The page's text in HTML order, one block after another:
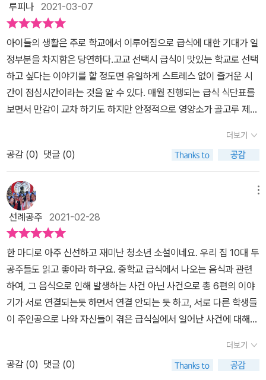
더 소중하지 않을까 싶다. 어른이 된 지금도 여전히 매운 마파두부보
다는 달콤한 마파두부를 좋아하는 사람이 있듯이 무엇이든 억지로 변
할 필요는 없다. [흑당 크림빵, 두근두근 아릿한 첫사랑의 맛]은 미쓰
루의 짝사랑 이야기이다. 마사토의 집에 놀러갔다가 세 살 많은 시오
리 누나를 알게 되고 함께 책 이야기를 나누게 되면서 친해진다. 힘들
어하는 누나에게 힘이 되주고 싶어하는 미쓰루의 달콤한 짝사랑 이야
기가 설레임을 주는 이야기다. [마카로니 수프, 어정쩡함을 날려 버릴
이에서 인기가 많은 마사토이지만 그 나름대로 고민이 많다. 공부는
못하고, 운동도 뛰어나게 잘하는 편이 아니기 때문에 언젠가 이 인기
가 사그라들까 봐 불안하다. 하지만 자신의 유머를 항상 잘 받아주는
라미레스 선생님이 전해 준 '아주 작은 계기'로 변화할 수 있다는 말에
용기를 얻는다. '중요한 건 마음, 달라져야겠다는 마음만 있으면 아주
작은 계기로도 얼마든지 달라질 수 있어요.' (본문 100,101p) [초코
우유, 짜릿할 만큼 강렬한 용기의 맛]은 전교 1등인 기요노의 이야기
로 공부는 잘하지만 소심해서 늘 외톨이라 늘 인기많은 마사토가 부
럽다. 그러다 교내에서 열리는 하쿠닌잇슈 대회에서 마사토, 고즈에
와 한 팀이 된다. 우승이 목표인 고즈에를 도와 연습을 하게 되면서 조
금씩 성장하게 된다. [크레이프, 한 겹 한 겹 포개지는 약속의 맛]은
고즈에의 이야기이다. 아빠의 전근으로 가족이 이사를 하게 되면서
전학을 가게 된 고즈에는 친구들에게 전학 간다는 이야기를 차마 꺼
내지 못한다. 전학을 간 후에도 친구들과 여전히 우정을 유지하고 싶
고, 어떻게든 도움이 되고 싶어한다.진심은 어떤 방식으로든 분명 전
달된다. 시오리도 미치하시의 마음을 느끼고 위로를 받았을 것이다.
마카로니 수프초등학교때는 유쾌하고, 밝고, 운동 신경이 뛰어나
고, 많이 먹기까지 해 학교 최고 인기인였던 '마사토'는 중학교에 올라
와서 자신이 초등학교때만큼의 인기를 누릴 수 없을 것 같아 불안감
에 더 유치하게 군다.모든 사람이 세상의 중심이 될 수는 없다. 그래
도 실망하지 말고, 스스로가 자신의 중심이 되면 충분히 행복 할 수 있
다. 초코우유혼자 노는 걸 좋아하고, 공부를 좋아하는 '기요노'는 자
기 자신은 다른 친구들과 다르다는 생각에 잘 어울리지 못한다. 사람
람도 없다. 자신을 있는 그대로 인정하고 행동하면 된다.크레이프아
빠 전근으로 이사를 가게 된 '고즈에'는 친해진 친구들에게 차마 전학
가게 되었다는 이야기를 못하고 하루 하루를 보내게 된다.학교가 달
라지면, 전만큼 붙어 다니지는 못해도, 계속 친구로 남아있을 수는 있
다.모든 아이들이 학교에 가는 가장 큰 즐거움은 친구이고, 그 다음 즐
거움은 급식일 것이다. 친구와 급식때문에 학교에 가는 매일 매일
이 신나고, 시간이 지나면 자신들이 좋아하는 급식 메뉴들도 생
겨 날 것이다.여기 그런 아이들이 있다. 이제 막 중학교 1학년이 된 같
은 반 친구들이다. 그들은 새로운 친구도 사귀어야 하고, 달라진 급식
어진 고민들이 있다. 아무도 대신 해결해 줄 수 없는 고민들이지만, 아
이들은 스스로, 또는 친구들의 도움으로, 마음을 전해주는 음식을 통
루피나 2021-03-07
아이들의 생활은 주로 학교에서 이루어짐으로 급식에 대한 기대가 일
정부분을 차지함은 당연하다.고교 선택시 급식이 맛있는 학교로 선택
하고 싶다는 이야기를 할 정도면 유일하게 스트레스 없이 즐거운 시
간이 점심시간이라는 것을 알 수 있다. 매월 진행되는 급식 식단표를
보면서 만감이 교차 하기도 하지만 안정적으로 영양소가 골고루 제공
식 >표지 디자인에 교복 착장한 학생이 들고 있는 식판으로 보아 학
교에서 일어나는 이야기를 담고 있다 . 여섯 명의 학생들 각각의 성격,
이야기가 다르고 각각의 분위기를 급식으로 맛으로 표현.' 학생이 공
부만 하면되지 무슨 고민이고 스트레스가 있어? ' 라고 하는 어르신들
이 간혹 있긴 한데, 그건 모르는 말씀! 세상 가장 고민이 많고 스트레
스로 어깨가 무너질것처럼 무겁고 그 걱정으로 다크서클 내려와 줄넘
기를 할 정도로 심각한게 학생이고, 학창시절이라는 것을 기억하고
알아두자. 10대 청소년기를 질풍노도의 시기라고 하지않나. 시대가
변한다고하여 그들의 고민이 작아지는것도 없어지는것도 아니더라.
오히려 더 커지고 무거워지고 할 게 많아지는 현실이다. 아버지 사업
이 기울어 엄마와 미키는 외할머니댁에서 생활하게 된다새로운 환경
에 적응해야하는 미키가 겪는 중학교 생활사립초등학교에 다니던 친
구들과 전혀 다른 분위기의 중학교에 진학, 다시 사귀게 되는 친구들. ​
친구들 사이에서 가장 어른스러운 미키. 먹는거 좋아하고 취미가 요
더보기
공감 (0) 댓글 (0)
선례공주 2021-02-28
한 마디로 아주 신선하고 재미난 청소년 소설이네요. 우리 집 10대 두
공주들도 읽고 좋아라 하구요. 중학교 급식에서 나오는 음식과 관련
하여, 그 음식으로 인해 발생하는 사건 아닌 사건으로 총 6편의 이야
기가 서로 연결되는듯 하면서 연결 안되는 듯 하고, 서로 다른 학생들
이 주인공으로 나와 자신들이 겪은 급식실에서 일어난 사건에 대해
이 들고 유쾌하고 발랄한 분위기를 보여주고 있어서 사뭇 산뜻하니
재미나요. 새콤달콤 차가운 젤리로 친구와 화해하는 맛을 보여주는데
더보기
공감 (0) 댓글 (0)